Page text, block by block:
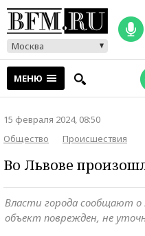
Москва
МЕНЮ
15 февраля 2024, 08:50
Общество
Происшествия
Во Львове
Власти города сообщают о
объект поврежден, не